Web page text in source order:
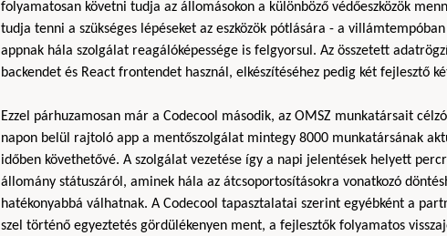
folyamatosan követni tudja az állomásokon a különböző védőeszközök
tudja tenni a szükséges lépéseket az eszközök pótlására - a
appnak hála szolgálat reagálóképessége is felgyorsul. Az összetett
backendet és React frontendet használ, elkészítéséhez pedig két fejlesztő
Ezzel párhuzamosan már a Codecool második, az OMSZ munkatársait
napon belül rajtoló app a mentőszolgálat mintegy 8000 munkatársának
időben követhetővé. A szolgálat vezetése így a napi jelentések helyett
állomány státuszáról, aminek hála az átcsoportosításokra vonatkozó
hatékonyabbá válhatnak. A Codecool tapasztalatai szerint egyébként a
szel történő egyeztetés gördülékenyen ment, a fejlesztők folyamatos